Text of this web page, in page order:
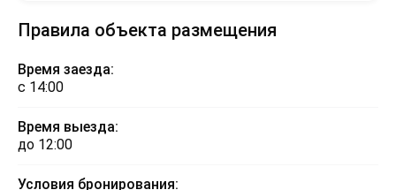
Правила объекта размещения
Время заезда:
с 14:00
Время выезда:
до 12:00
Условия бронирования: